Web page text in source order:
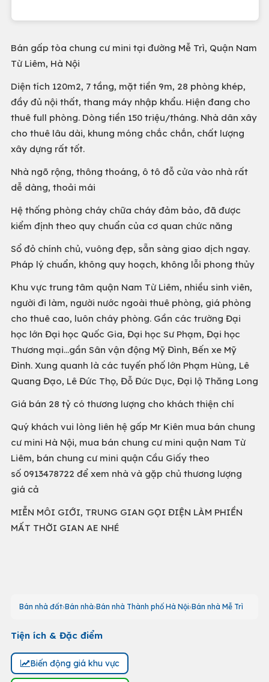
Bán gấp tòa chung cư mini tại đường Mễ Trì, Quận Nam
Từ Liêm, Hà Nội
Diện tích 120m2, 7 tầng, mặt tiền 9m, 28 phòng khép,
đầy đủ nội thất, thang máy nhập khẩu. Hiện đang cho
thuê full phòng. Dòng tiền 150 triệu/tháng. Nhà dân xây
cho thuê lâu dài, khung móng chắc chắn, chất lượng
xây dựng rất tốt.
Nhà ngõ rộng, thông thoáng, ô tô đỗ cửa vào nhà rất
dễ dàng, thoải mái
Hệ thống phòng cháy chữa cháy đảm bảo, đã được
kiểm định theo quy chuẩn của cơ quan chức năng
Sổ đỏ chính chủ, vuông đẹp, sẵn sàng giao dịch ngay.
Pháp lý chuẩn, không quy hoạch, không lỗi phong thủy
Khu vực trung tâm quận Nam Từ Liêm, nhiều sinh viên,
người đi làm, người nước ngoài thuê phòng, giá phòng
cho thuê cao, luôn cháy phòng. Gần các trường Đại
học lớn Đại học Quốc Gia, Đại học Sư Phạm, Đại học
Thương mại...gần Sân vận động Mỹ Đình, Bến xe Mỹ
Đình. Xung quanh là các tuyến phố lớn Phạm Hùng, Lê
Quang Đạo, Lê Đức Thọ, Đỗ Đức Dục, Đại lộ Thăng Long
Giá bán 28 tỷ có thương lượng cho khách thiện chí
Quý khách vui lòng liên hệ gấp Mr Kiên mua bán chung
cư mini Hà Nội, mua bán chung cư mini quận Nam Từ
Liêm, bán chung cư mini quận Cầu Giấy theo
số 0913478722 để xem nhà và gặp chủ thương lượng
giá cả
MIỄN MÔI GIỚI, TRUNG GIAN GỌI ĐIỆN LÀM PHIỀN
MẤT THỜI GIAN AE NHÉ
Bán nhà đất Bán nhà Bán nhà Thành phố Hà Nội Bán nhà Mễ Trì
Tiện ích & Đặc điểm
Biến động giá khu vực